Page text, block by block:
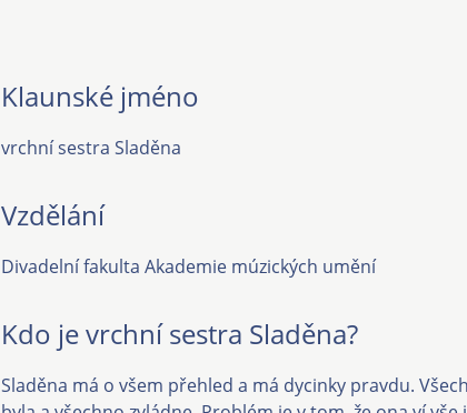
Klaunské jméno
vrchní sestra Sladěna
Vzdělání
Divadelní fakulta Akademie múzických umění
Kdo je vrchní sestra Sladěna?
Sladěna má o všem přehled a má dycinky pravdu.